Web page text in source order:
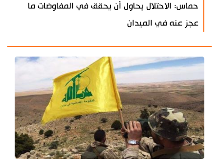
حماس: الاحتلال يحاول أن يحقق في المفاوضات ما
عجز عنه في الميدان